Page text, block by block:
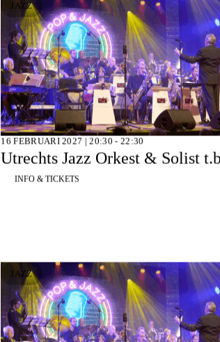
JAZZ
16 FEBRUARI 2027 | 20:30 - 22:30
Utrechts Jazz Orkest & Solist
INFO & TICKETS
JAZZ